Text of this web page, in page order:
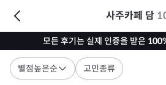
사주카페 담
모든 후기는 실제 인증을 받은
별점높은순 고민종류